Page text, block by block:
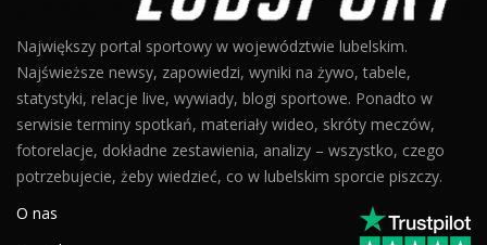
Największy portal sportowy w województwie lubelskim.
Najświeższe newsy, zapowiedzi, wyniki na żywo, tabele,
statystyki, relacje live, wywiady, blogi sportowe. Ponadto w
serwisie terminy spotkań, materiały wideo, skróty meczów,
fotorelacje, dokładne zestawienia, analizy – wszystko, czego
potrzebujecie, żeby wiedzieć, co w lubelskim sporcie piszczy.
O nas